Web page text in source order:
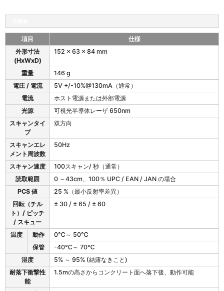
2
8
の
様
項目
仕様
外形寸法
(HxWxD)
152 x 63 x 84 mm
重量
146 g
電圧 / 電流
5V +/-10%@130mA（通常）
電流
ホスト電源または外部電源
光源
可視光半導体レーザ 650nm
スキャンタイ
プ
双方向
スキャンエレ
メント周波数
50Hz
スキャン速度
100スキャン/ 秒（通常）
読取範囲
0 ～43cm、100％ UPC / EAN / JAN の場合
PCS 値
25 %（最小反射率差異）
回転（チル
ト）/ ピッチ
/ スキュー
± 30 / ± 65 / ± 60
温度 動作
0℃～ 50℃
保管
-40℃～ 70℃
湿度
5% ～ 95% (結露なきこと)
耐落下衝撃性
能
1.5mの高さからコンクリート面へ落下後、動作可能